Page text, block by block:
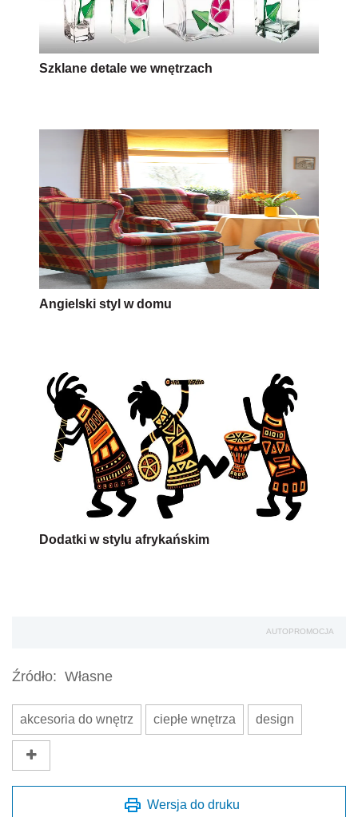
Szklane detale we wnętrzach
Angielski styl w domu
Dodatki w stylu afrykańskim
AUTOPROMOCJA
Źródło: Własne
akcesoria do wnętrz ciepłe wnętrza design
Wersja do druku